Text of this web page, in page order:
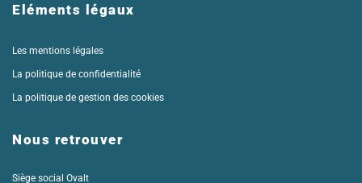
Eléments légaux
Les mentions légales
La politique de confidentialité
La politique de gestion des cookies
Nous retrouver
Siège social Ovalt